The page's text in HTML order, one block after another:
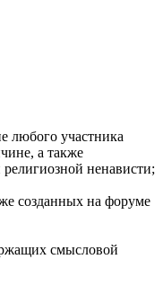
любого участника
а также
ненависти;
созданных на форуме
смысловой